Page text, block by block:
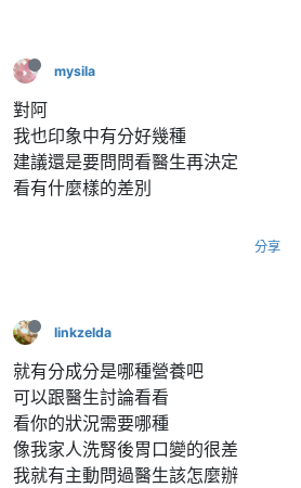
mysila
對阿
我也印象中有分好幾種
建議還是要問問看醫生再決定
看有什麼樣的差別
分享
linkzelda
就有分成分是哪種營養吧
可以跟醫生討論看看
看你的狀況需要哪種
像我家人洗腎後胃口變的很差
我就有主動問過醫生該怎麼辦